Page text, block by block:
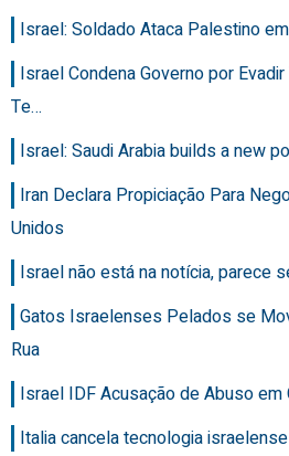
Israel: Soldado Ataca Palestino
Israel Condena Governo por
Te…
Israel: Saudi Arabia builds a new
Iran Declara Propiciação Para
Unidos
Israel não está na notícia, parece
Gatos Israelenses Pelados se
Rua
Israel IDF Acusação de Abuso em
Italia cancela tecnologia